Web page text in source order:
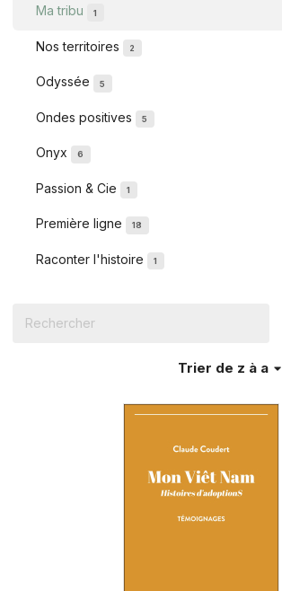
Ma tribu 1
Nos territoires 2
Odyssée 5
Ondes positives 5
Onyx 6
Passion & Cie 1
Première ligne 18
Raconter l'histoire 1
Trier de z à a